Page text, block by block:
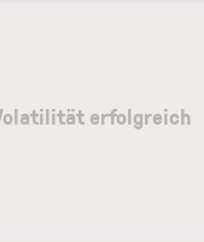
erfolgreich